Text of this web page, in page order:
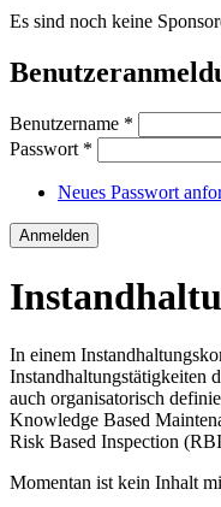
Es sind noch keine
Benutzername *
Passwort *
Neues Passwort
In einem
Instandhaltungstätigkeiten
auch organisatorisch
Knowledge Based
Risk Based Inspection
Momentan ist kein Inhalt